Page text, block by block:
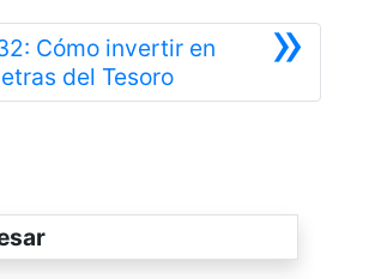
»
Cómo invertir en
del TesoroSiguiente